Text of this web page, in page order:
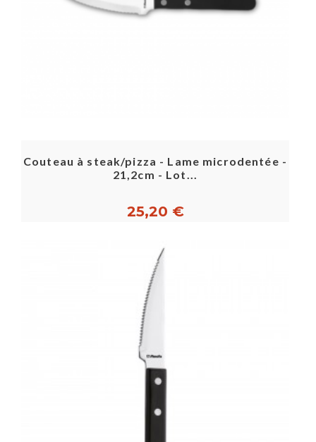
Couteau à steak/pizza - Lame microdentée -
21,2cm - Lot...
25,20 €